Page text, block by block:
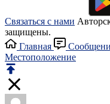
Связаться с нами
защищены.
Главная
Местоположение